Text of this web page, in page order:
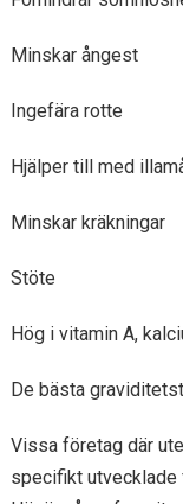
Minskar ångest
Ingefära rotte
Hjälper till med
Minskar kräkningar
Stöte
Hög i vitamin A,
De bästa
Vissa företag där
specifikt utvecklade